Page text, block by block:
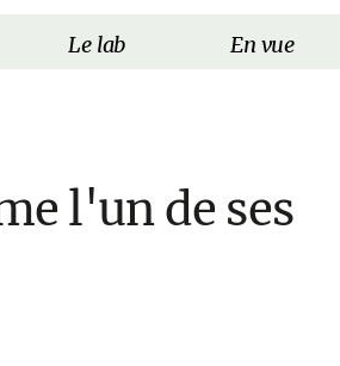
Le lab En vue
l'un de ses